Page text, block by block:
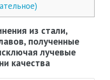
из стали,
полученные
лучевые
качества